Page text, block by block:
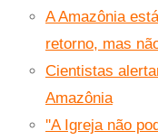
A Amazônia
retorno, mas
Cientistas
Amazônia
''A Igreja não